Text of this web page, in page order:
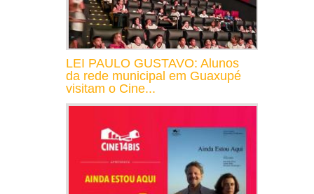
LEI PAULO GUSTAVO: Alunos
da rede municipal em Guaxupé
visitam o Cine...